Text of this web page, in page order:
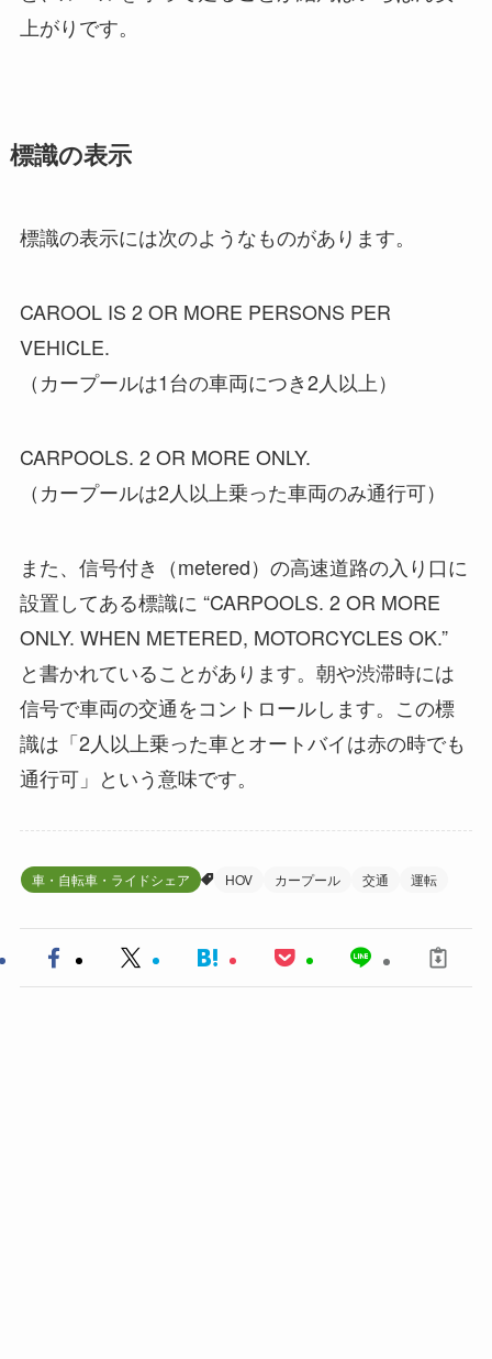
上がりです。
標識の表示
標識の表示には次のようなものがあります。
CAROOL IS 2 OR MORE PERSONS PER
VEHICLE.
（カープールは1台の車両につき2人以上）
CARPOOLS. 2 OR MORE ONLY.
（カープールは2人以上乗った車両のみ通行可）
また、信号付き（metered）の高速道路の入り口に
設置してある標識に “CARPOOLS. 2 OR MORE
ONLY. WHEN METERED, MOTORCYCLES OK.”
と書かれていることがあります。朝や渋滞時には
信号で車両の交通をコントロールします。この標
識は「2人以上乗った車とオートバイは赤の時でも
通行可」という意味です。
車・自転車・ライドシェア HOV カープール 交通 運転